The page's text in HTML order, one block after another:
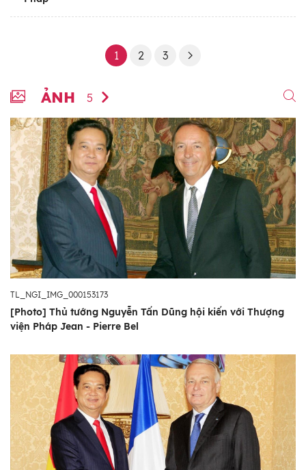
1 2 3
ẢNH 5
TL_NGI_IMG_000153173
[Photo] Thủ tướng Nguyễn Tấn Dũng hội kiến với Thượng
viện Pháp Jean - Pierre Bel